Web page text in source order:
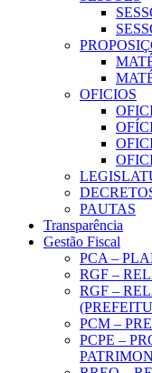
OFICIOS
PAUTAS
Transparência
Gestão Fiscal
PCA –
RGF –
RGF –
PCM –
PCPE –